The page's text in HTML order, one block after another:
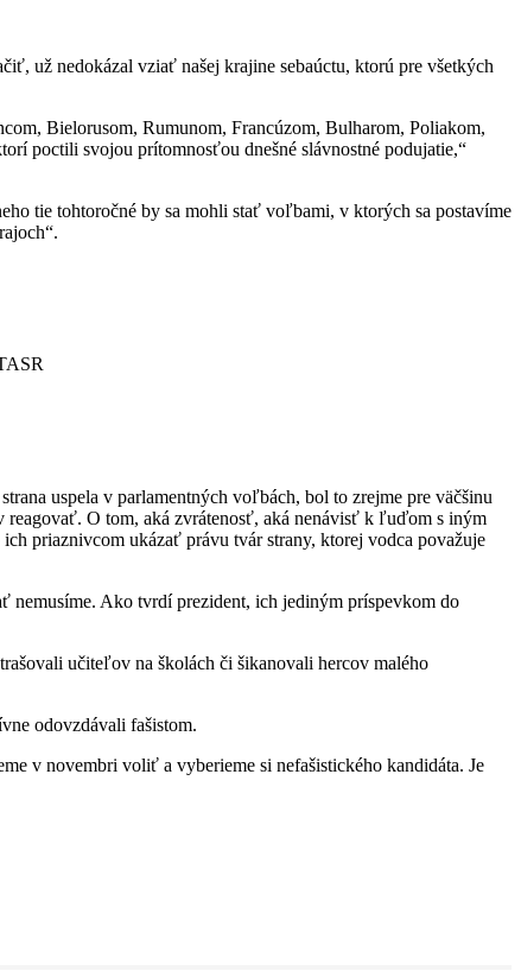
už nedokázal vziať našej krajine sebaúctu, ktorú pre všetkých
Bielorusom, Rumunom, Francúzom, Bulharom, Poliakom,
poctili svojou prítomnosťou dnešné slávnostné podujatie,“
tie tohtoročné by sa mohli stať voľbami, v ktorých sa postavíme
uspela v parlamentných voľbách, bol to zrejme pre väčšinu
reagovať. O tom, aká zvrátenosť, aká nenávisť k ľuďom s iným
priaznivcom ukázať právu tvár strany, ktorej vodca považuje
nemusíme. Ako tvrdí prezident, ich jediným príspevkom do
učiteľov na školách či šikanovali hercov malého
odovzdávali fašistom.
v novembri voliť a vyberieme si nefašistického kandidáta. Je